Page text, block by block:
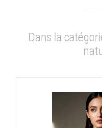
Dans la